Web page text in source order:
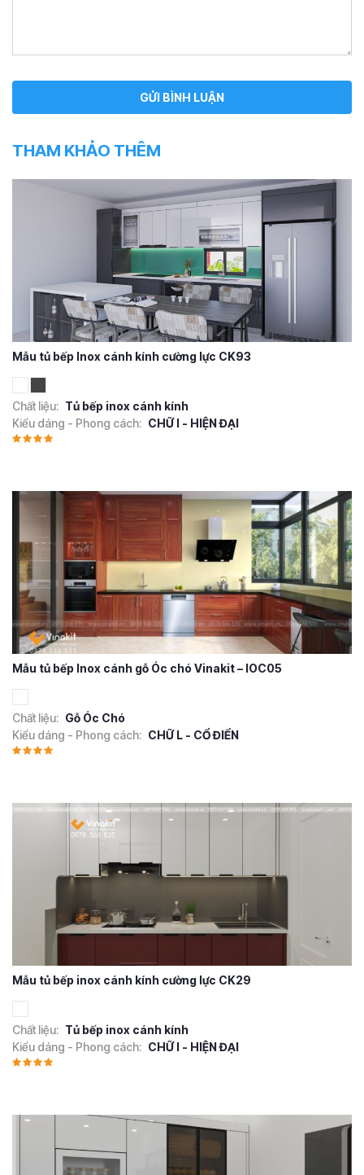
THAM KHẢO THÊM
Mẫu tủ bếp Inox cánh kính cường lực CK93
Chất liệu: Tủ bếp inox cánh kính
Kiểu dáng - Phong cách: CHỮ I - HIỆN ĐẠI
Mẫu tủ bếp Inox cánh gỗ Óc chó Vinakit – IOC05
Chất liệu: Gỗ Óc Chó
Kiểu dáng - Phong cách: CHỮ L - CỔ ĐIỂN
Mẫu tủ bếp inox cánh kính cường lực CK29
Chất liệu: Tủ bếp inox cánh kính
Kiểu dáng - Phong cách: CHỮ I - HIỆN ĐẠI